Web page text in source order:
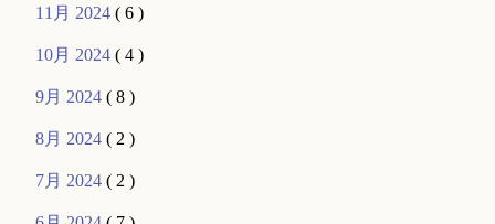
11月 2024( 6 )
10月 2024( 4 )
9月 2024( 8 )
8月 2024( 2 )
7月 2024( 2 )